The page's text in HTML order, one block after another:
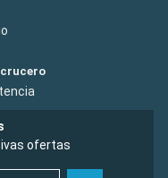
ofertas